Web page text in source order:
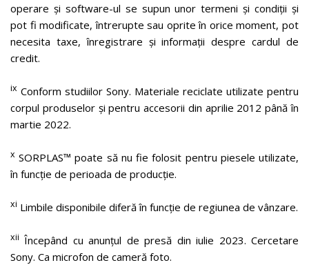
operare și software-ul se supun unor termeni și condiții și
pot fi modificate, întrerupte sau oprite în orice moment, pot
necesita taxe, înregistrare și informații despre cardul de
credit.
ix Conform studiilor Sony. Materiale reciclate utilizate pentru
corpul produselor și pentru accesorii din aprilie 2012 până în
martie 2022.
x SORPLAS™ poate să nu fie folosit pentru piesele utilizate,
în funcție de perioada de producție.
xi Limbile disponibile diferă în funcție de regiunea de vânzare.
xii Începând cu anunțul de presă din iulie 2023. Cercetare
Sony. Ca microfon de cameră foto.